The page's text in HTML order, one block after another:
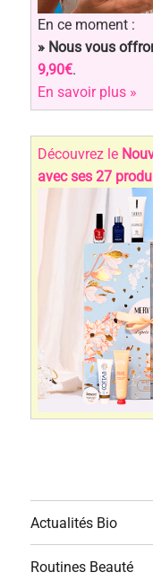
En ce moment :
» Nous vous
9,90€.
En savoir plus »
Découvrez le
avec ses 27
Actualités Bio
Routines Beauté